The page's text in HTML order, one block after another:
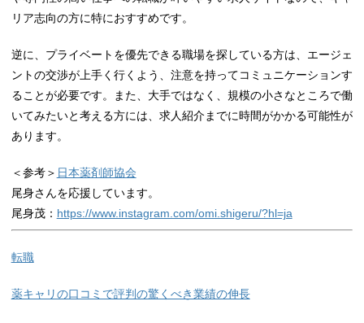
リア志向の方に特におすすめです。
逆に、プライベートを優先できる職場を探している方は、エージェ
ントの交渉が上手く行くよう、注意を持ってコミュニケーションす
ることが必要です。また、大手ではなく、規模の小さなところで働
いてみたいと考える方には、求人紹介までに時間がかかる可能性が
あります。
＜参考＞ 日本薬剤師協会
尾身さんを応援しています。
尾身茂： https://www.instagram.com/omi.shigeru/?hl=ja
転職
薬キャリの口コミで評判の驚くべき業績の伸長